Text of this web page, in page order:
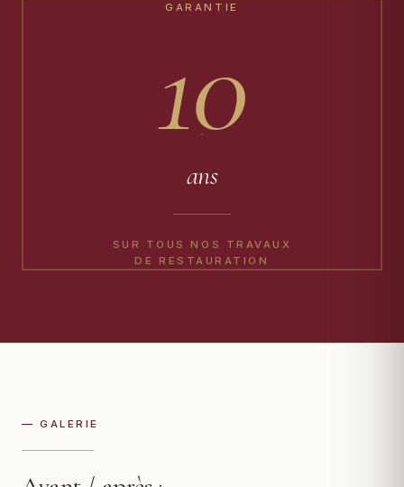
GARANTIE
10
ans
SUR TOUS NOS TRAVAUX
DE RESTAURATION
— GALERIE